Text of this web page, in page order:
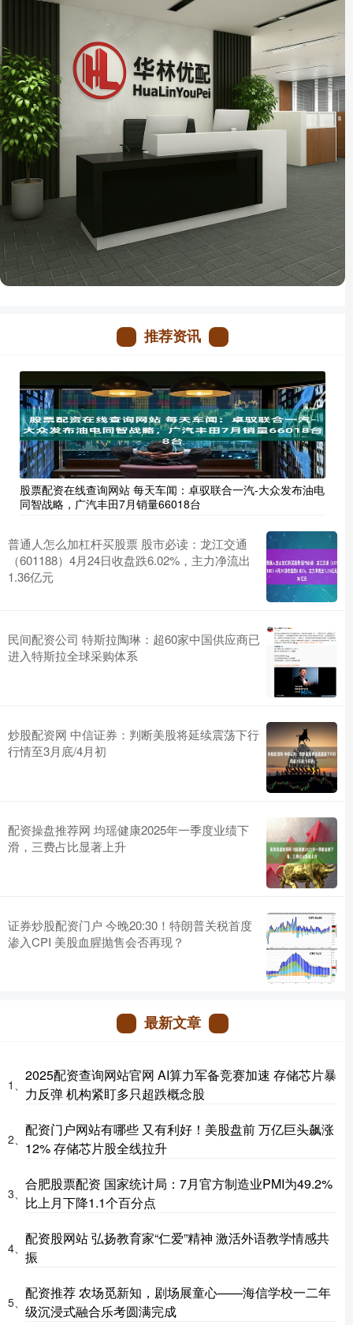
推荐资讯
股票配资在线查询网站 每天车闻：卓驭联合一汽-大众发布油电
同智战略，广汽丰田7月销量66018台
普通人怎么加杠杆买股票 股市必读：龙江交通
（601188）4月24日收盘跌6.02%，主力净流出
1.36亿元
民间配资公司 特斯拉陶琳：超60家中国供应商已
进入特斯拉全球采购体系
炒股配资网 中信证券：判断美股将延续震荡下行
行情至3月底/4月初
配资操盘推荐网 均瑶健康2025年一季度业绩下
滑，三费占比显著上升
证券炒股配资门户 今晚20:30！特朗普关税首度
渗入CPI 美股血腥抛售会否再现？
最新文章
1、
2025配资查询网站官网 AI算力军备竞赛加速 存储芯片暴
力反弹 机构紧盯多只超跌概念股
2、
配资门户网站有哪些 又有利好！美股盘前 万亿巨头飙涨
12% 存储芯片股全线拉升
3、
合肥股票配资 国家统计局：7月官方制造业PMI为49.2%
比上月下降1.1个百分点
4、
配资股网站 弘扬教育家“仁爱”精神 激活外语教学情感共
振
5、
配资推荐 农场觅新知，剧场展童心——海信学校一二年
级沉浸式融合乐考圆满完成